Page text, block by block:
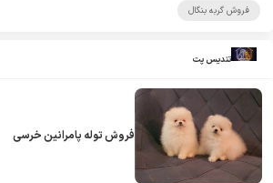
فروش گربه بنگال
تندیس پت
فروش توله پامرانین خرسی